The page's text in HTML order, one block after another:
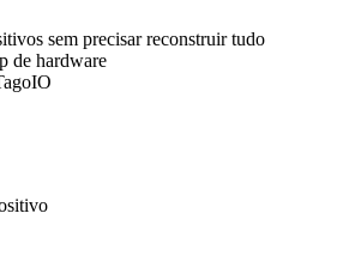
sem precisar reconstruir tudo
de hardware